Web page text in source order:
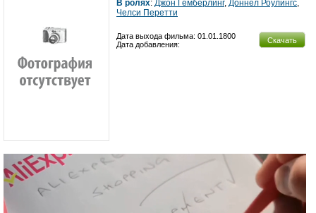
В ролях: Джон Гемберлинг, Доннел Роулингс
Челси Перетти
Скачать
Дата выхода фильма: 01.01.1800
Дата добавления: